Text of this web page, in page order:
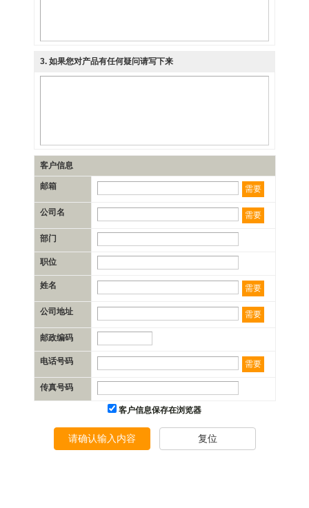
3. 如果您对产品有任何疑问请写下来
客户信息
邮箱 需要
公司名 需要
部门
职位
姓名 需要
公司地址 需要
邮政编码
电话号码 需要
传真号码
客户信息保存在浏览器
请确认输入内容 复位